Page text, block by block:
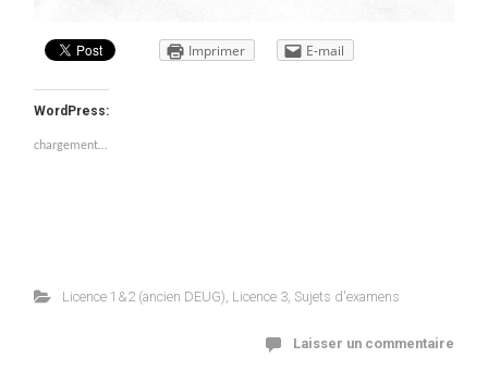
Imprimer E-mail
WordPress:
chargement…
Licence 1&2 (ancien DEUG) Licence 3, Sujets d'examens
Laisser un commentaire